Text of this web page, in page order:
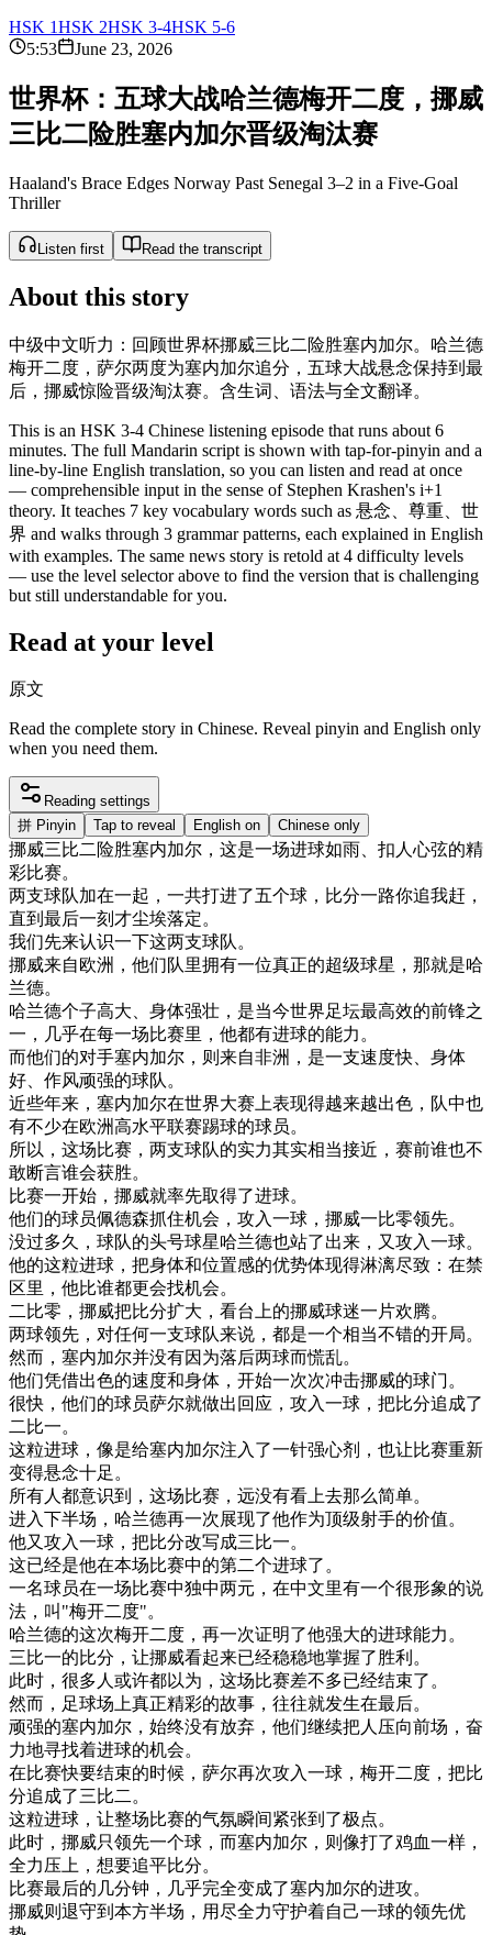
HSK 1HSK 2HSK 3-4HSK 5-6
5:53
June 23, 2026
世界杯： 五球大战哈兰德梅开二度 ， 挪威
三比二险胜塞内加尔晋级淘汰赛
Haaland's Brace Edges Norway Past Senegal 3–2 in a Five-Goal
Thriller
Listen first Read the transcript
About this story
中级中文听力：回顾世界杯挪威三比二险胜塞内加尔。哈兰德
梅开二度，萨尔两度为塞内加尔追分，五球大战悬念保持到最
后，挪威惊险晋级淘汰赛。含生词、语法与全文翻译。
This is an HSK 3-4 Chinese listening episode that runs about 6
minutes. The full Mandarin script is shown with tap-for-pinyin and a
line-by-line English translation, so you can listen and read at once
— comprehensible input in the sense of Stephen Krashen's i+1
theory. It teaches 7 key vocabulary words such as 悬念、尊重、世
界 and walks through 3 grammar patterns, each explained in English
with examples. The same news story is retold at 4 difficulty levels
— use the level selector above to find the version that is challenging
but still understandable for you.
Read at your level
原文
Read the complete story in Chinese. Reveal pinyin and English only
when you need them.
Reading settings
拼 Pinyin Tap to reveal English on Chinese only
挪威三比二险胜塞内加尔 ， 这是一场进球如雨、 扣人心弦的精
彩比赛。
两支球队加在一起 ， 一共打进了五个球 ， 比分一路你追我赶 ，
直到 最后一刻 才尘埃落定。
我们先来认识一下这两支球队。
挪威来自欧洲 ， 他们队里拥有一位真正的超级球星 ， 那就是哈
兰德。
哈兰德个子高大、 身体强壮 ， 是当今世界足坛最高效的前锋之
一 ， 几乎在每一场比赛里 ， 他都有进球的能力。
而他们的对手塞内加尔 ， 则 来自非洲 ， 是一支速度快、 身体
好、 作风顽强的球队。
近些年来 ， 塞内加尔在世界大赛上表现得越来越出色 ， 队中也
有不少在欧洲高水平联赛踢球的球员。
所以 ， 这场比赛 ， 两支球队的实力其实相当接近 ， 赛前谁也不
敢断言谁会获胜。
比赛一开始 ， 挪威就率先取得了进球。
他们的球员佩德森抓住机会 ， 攻入一球 ， 挪威一比零领先。
没过多久 ， 球队的头号球星哈兰德也站了出来 ， 又攻入一球。
他的这粒进球 ， 把身体和位置感的优势体现得淋漓尽致 ： 在禁
区里 ， 他比谁都更会找机会。
二比零 ， 挪威把比分扩大 ， 看台上的挪威球迷一片欢腾。
两球领先 ， 对任何一支球队来说 ， 都是一个相当不错的开局。
然而 ， 塞内加尔并没有因为落后两球而慌乱。
他们凭借出色的速度和身体 ， 开始一次次冲击挪威的球门。
很快 ， 他们的球员萨尔就做出 回应 ， 攻入一球 ， 把比分追成了
二比一。
这粒进球 ， 像是给塞内加尔注入了一针强心剂 ， 也让比赛重新
变得悬念十足。
所有人都意识到 ， 这场比赛 ， 远没有看上去那么简单。
进入下半场 ， 哈兰德再一次展现了他作为顶级射手的价值。
他又攻入一球 ， 把比分改写成三比一。
这已经是他在本场比赛中的第二个进球了。
一名球员在一场比赛中独中两元 ， 在中文里有一个很形象的说
法 ， 叫 "梅开二度"。
哈兰德的这次梅开二度 ， 再一次证明了他强大的进球能力。
三比一的比分 ， 让挪威看起来已经稳稳地掌握了胜利 。
此时 ， 很多人或许都以为 ， 这场比赛差不多已经结束了。
然而 ， 足球场上真正精彩的故事 ， 往往就发生在最后。
顽强的塞内加尔 ， 始终没有放弃 ， 他们继续把人压向前场 ， 奋
力地寻找着进球的机会。
在比赛快要结束的时候 ， 萨尔再次攻入一球 ， 梅开二度 ， 把比
分追成了三比二。
这粒进球 ， 让整场比赛的气氛瞬间紧张到了极点。
此时 ， 挪威只领先一个球 ， 而塞内加尔 ， 则 像打了鸡血一样 ，
全力压上 ， 想要追平比分。
比赛最后的几分钟 ， 几乎完全变成了塞内加尔的进攻。
挪威则 退守到 本方半场 ， 用尽全力守护着自己一球的领先优